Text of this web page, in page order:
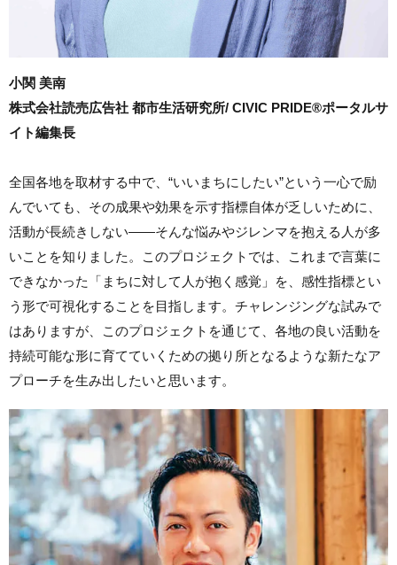
小関 美南
株式会社読売広告社 都市生活研究所/ CIVIC PRIDE®ポータルサ
イト編集長
全国各地を取材する中で、“いいまちにしたい”という一心で励
んでいても、その成果や効果を示す指標自体が乏しいために、
活動が長続きしない――そんな悩みやジレンマを抱える人が多
いことを知りました。このプロジェクトでは、これまで言葉に
できなかった「まちに対して人が抱く感覚」を、感性指標とい
う形で可視化することを目指します。チャレンジングな試みで
はありますが、このプロジェクトを通じて、各地の良い活動を
持続可能な形に育てていくための拠り所となるような新たなア
プローチを生み出したいと思います。